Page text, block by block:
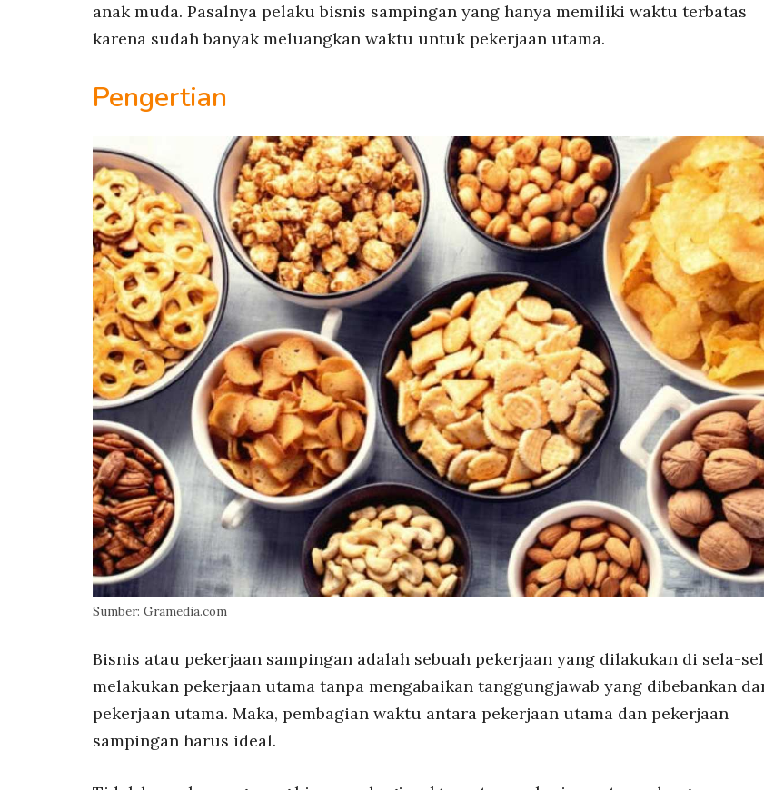
anak muda. Pasalnya pelaku bisnis sampingan yang hanya memiliki waktu terbatas
karena sudah banyak meluangkan waktu untuk pekerjaan utama.
Pengertian
Sumber: Gramedia.com
Bisnis atau pekerjaan sampingan adalah sebuah pekerjaan yang dilakukan di sela-
melakukan pekerjaan utama tanpa mengabaikan tanggungjawab yang dibebankan
pekerjaan utama. Maka, pembagian waktu antara pekerjaan utama dan pekerjaan
sampingan harus ideal.